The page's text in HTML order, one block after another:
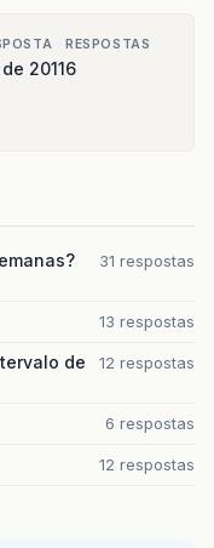
2011
RESPOSTAS
6
31 respostas
13 respostas
de
12 respostas
6 respostas
12 respostas